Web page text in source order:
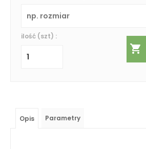
ilość (szt) :
Opis Parametry